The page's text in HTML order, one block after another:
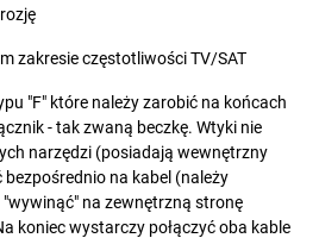
zakresie częstotliwości TV/SAT
"F" które należy zarobić na końcach
- tak zwaną beczkę. Wtyki nie
narzędzi (posiadają wewnętrzny
na kabel (należy
na zewnętrzną stronę
koniec wystarczy połączyć oba kable